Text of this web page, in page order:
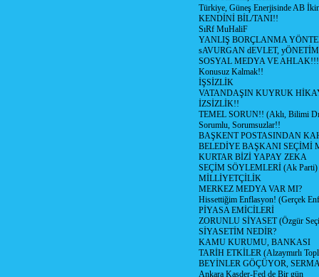
Türkiye, Güneş Enerjisinde AB
KENDİNİ BİL/TANI!!
SıRf MuHaliF
YANLIŞ BORÇLANMA
sAVURGAN dEVLET,
SOSYAL MEDYA VE AHLAK!!!
Konusuz Kalmak!!
İŞSİZLİK
VATANDAŞIN KUYRUK
İZSİZLİK!!
TEMEL SORUN!! (Aklı, Bilimi
Sorumlu, Sorumsuzlar!!
BAŞKENT POSTASINDAN
BELEDİYE BAŞKANI SEÇİMİ
KURTAR BİZİ YAPAY ZEKA
SEÇİM SÖYLEMLERİ (Ak Parti)
MİLLİYETÇİLİK
MERKEZ MEDYA VAR MI?
Hissettiğim Enflasyon! (Gerçek
PİYASA EMİCİLERİ
ZORUNLU SİYASET (Özgür
SİYASETİM NEDİR?
KAMU KURUMU, BANKASI
TARİH ETKİLER (Alzaymırlı
BEYİNLER GÖÇÜYOR,
Ankara Kasder-Fed de Bir gün